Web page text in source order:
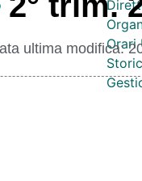
Orari
ultima modifica: